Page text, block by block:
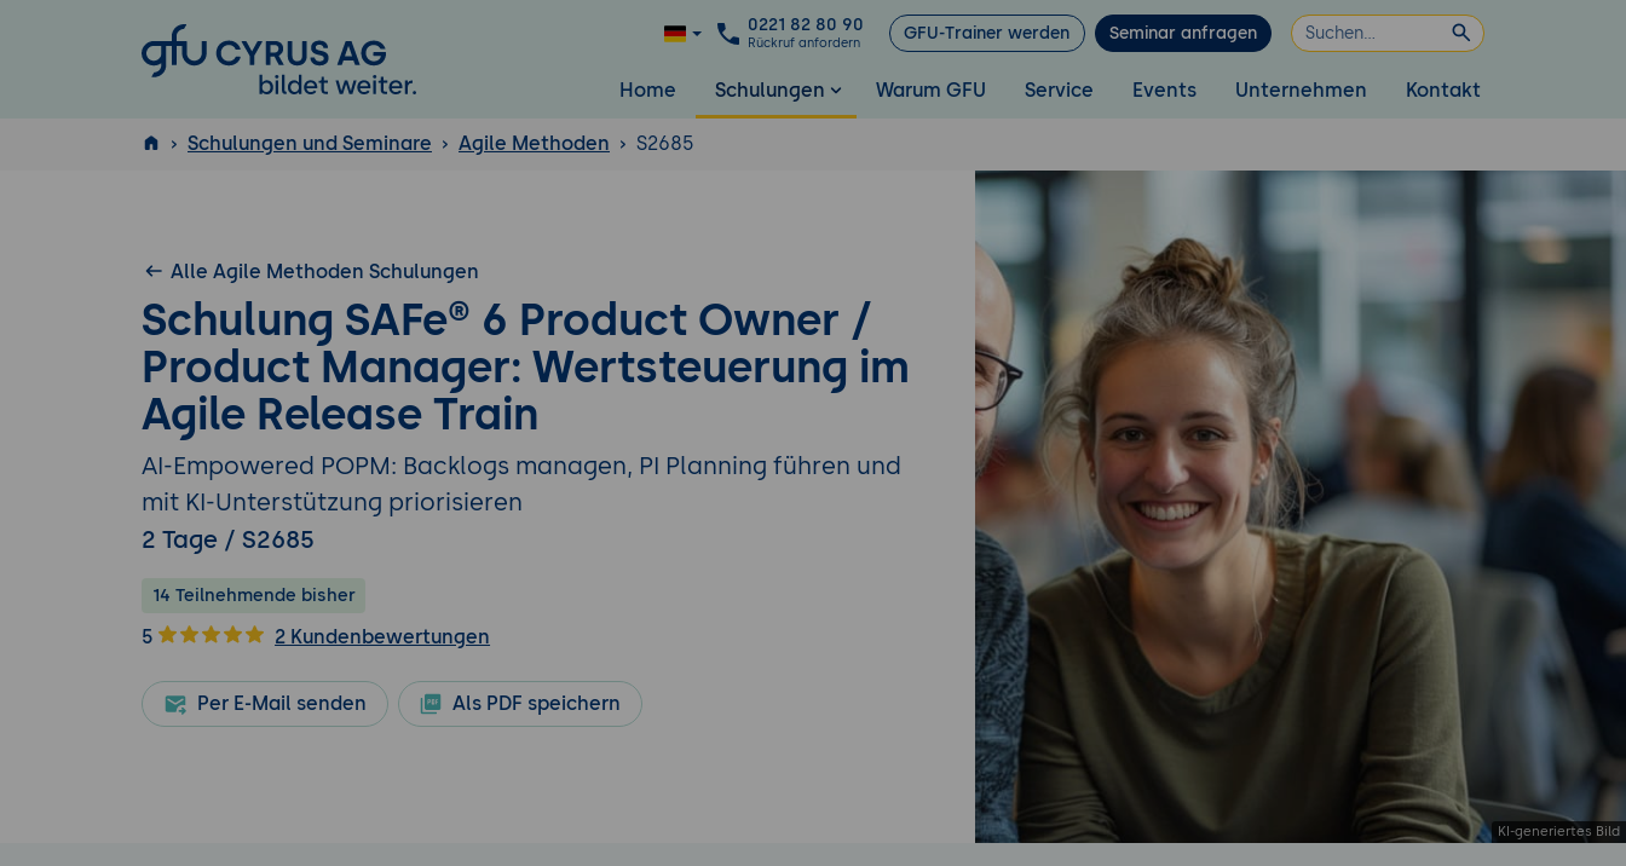
GFU Cyrus AG
0221 82 80 90
Rückruf anfordern GFU-Trainer werden Seminar anfragen
Home Schulungen Warum GFU Service Events Unternehmen Kontakt
ISTQB
Schulungen und Seminare Agile Methoden S2685
Alle Agile Methoden Schulungen
Schulung SAFe® 6 Product Owner /
Product Manager: Wertsteuerung im
Agile Release Train
AI-Empowered POPM: Backlogs managen, PI Planning führen und
mit KI-Unterstützung priorisieren
2 Tage / S2685
14 Teilnehmende bisher
5 2 Kundenbewertungen
Per E-Mail senden Als PDF speichern